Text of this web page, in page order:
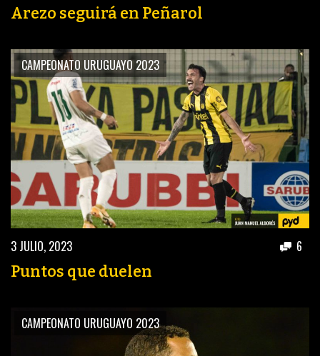
Arezo seguirá en Peñarol
CAMPEONATO URUGUAYO 2023
3 JULIO, 2023 6
Puntos que duelen
CAMPEONATO URUGUAYO 2023